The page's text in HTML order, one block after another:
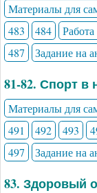
Материалы для
483
484
487
Задание на
81-82. Спорт в
Материалы для
491
492 493
497
Задание на
83. Здоровый